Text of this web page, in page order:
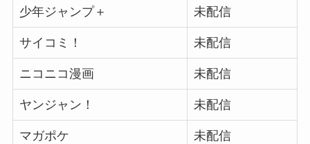
少年ジャンプ＋ 未配信
サイコミ！ 未配信
ニコニコ漫画 未配信
ヤンジャン！ 未配信
マガポケ 未配信